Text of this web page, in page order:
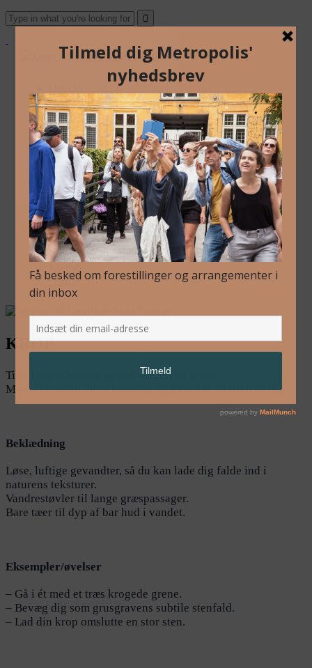
Blog
Arkiv
Nyhedsbrev
Kalender
Kontakt
Dansk
Om Os
Blog
Arkiv
Nyhedsbrev
Kalender
Dansk
KROP
Tillad dig selv at falde ind i naturens former.
Mærk, hvordan duernaturen, og hvordan naturenerdig.
Beklædning
Løse, luftige gevandter, så du kan lade dig falde ind i
naturens teksturer.
Vandrestøvler til lange græspassager.
Bare tæer til dyp af bar hud i vandet.
Eksempler/øvelser
– Gå i ét med et træs krogede grene.
– Bevæg dig som grusgravens subtile stenfald.
– Lad din krop omslutte en stor sten.